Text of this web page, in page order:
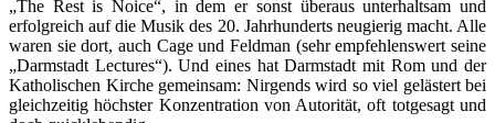
„The Rest is Noice“, in dem er sonst überaus unterhaltsam und
erfolgreich auf die Musik des 20. Jahrhunderts neugierig macht. Alle
waren sie dort, auch Cage und Feldman (sehr empfehlenswert seine
„Darmstadt Lectures“). Und eines hat Darmstadt mit Rom und der
Katholischen Kirche gemeinsam: Nirgends wird so viel gelästert bei
gleichzeitig höchster Konzentration von Autorität, oft totgesagt und